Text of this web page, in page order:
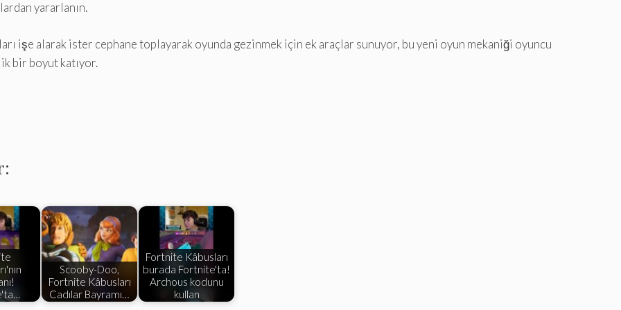
yararlanın.
işe alarak ister cephane toplayarak oyunda gezinmek için ek araçlar sunuyor, bu yeni oyun mekaniği oyuncu
bir boyut katıyor.
Scooby-Doo,
Fortnite Kâbusları
Cadılar Bayramı…
Fortnite Kâbusları
burada Fortnite'ta!
Archous kodunu
kullan